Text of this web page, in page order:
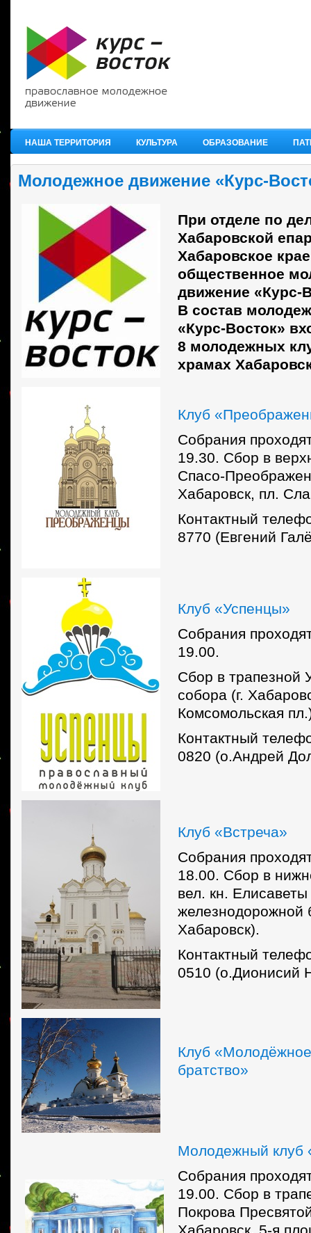
НАША ТЕРРИТОРИЯ КУЛЬТУРА ОБРАЗОВАНИЕ
Молодежное движение «Курс-
При отделе по
Хабаровской
Хабаровское
общественное
движение «Курс-
В состав
«Курс-Восток»
8 молодежных
храмах
Клуб
Собрания
19.30. Сбор в
Спасо-
Хабаровск, пл.
Контактный
8770 (Евгений
Клуб «Успенцы»
Собрания
19.00.
Сбор в трапезной
собора (г.
Комсомольская
Контактный
0820 (о.Андрей
Клуб «Встреча»
Собрания
18.00. Сбор в
вел. кн.
железнодорожной
Хабаровск).
Контактный
0510 (о.Дионисий
Клуб
братство»
Молодежный клуб
Собрания
19.00. Сбор в
Покрова